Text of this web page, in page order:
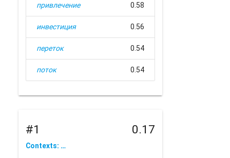
привлечение 0.58
инвестиция 0.56
переток 0.54
поток 0.54
#1 0.17
Contexts: …